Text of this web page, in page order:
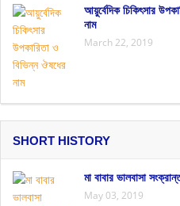
আয়ুর্বেদিক চিকিৎসার
নাম
March 22, 2019
SHORT HISTORY
মা বাবার ভালবাসা
May 03, 2019